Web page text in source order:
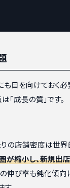
目を向けておく
成長の質」です。
の店舗密度は世
が縮小し、新規出
伸び率も鈍化傾向